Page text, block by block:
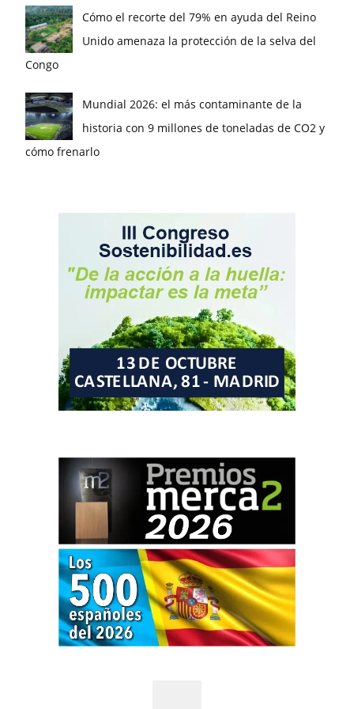
Cómo el recorte del 79% en ayuda del Reino
Unido amenaza la protección de la selva del
Congo
Mundial 2026: el más contaminante de la
historia con 9 millones de toneladas de CO2 y
cómo frenarlo